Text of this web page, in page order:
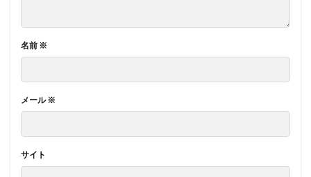
名前 ※
メール※
サイト